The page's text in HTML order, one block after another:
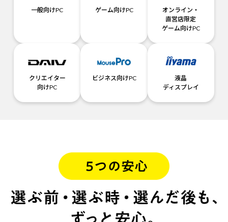
一般向けPC ゲーム向けPC
オンライン・
直営店限定
ゲーム向けPC
クリエイター
向けPC
ビジネス向けPC
液晶
ディスプレイ